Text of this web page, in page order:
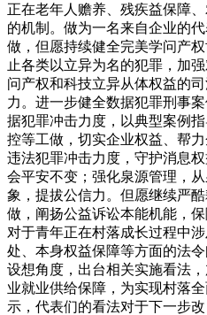
正在老年人赡养、残疾益保障
的机制。做为一名来自企业的
做，但愿持续健全完美学问产
止各类以立异为名的犯罪，加
问产权和科技立异从体权益的
力。进一步健全数据犯罪刑事
据犯罪冲击力度，以典型案例
控等工做，切实企业权益、帮
违法犯罪冲击力度，守护消息
会平安不变；强化泉源管理，
象，提拔公信力。但愿继续严
做，阐扬公益诉讼本能机能，
对于青年正在村落成长过程中
处、本身权益保障等方面的法
设想角度，出台相关实施看法
业就业供给保障，为实现村落
示，代表们的看法对于下一步